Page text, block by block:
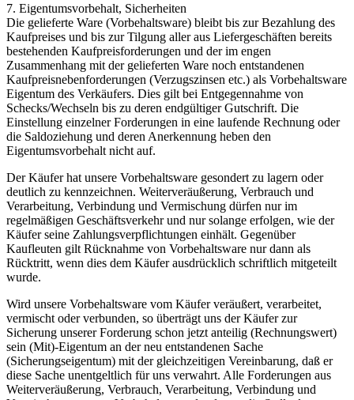
7. Eigentumsvorbehalt, Sicherheiten
Die gelieferte Ware (Vorbehaltsware) bleibt bis zur Bezahlung des
Kaufpreises und bis zur Tilgung aller aus Liefergeschäften bereits
bestehenden Kaufpreisforderungen und der im engen
Zusammenhang mit der gelieferten Ware noch entstandenen
Kaufpreisnebenforderungen (Verzugszinsen etc.) als Vorbehaltsware
Eigentum des Verkäufers. Dies gilt bei Entgegennahme von
Schecks/Wechseln bis zu deren endgültiger Gutschrift. Die
Einstellung einzelner Forderungen in eine laufende Rechnung oder
die Saldoziehung und deren Anerkennung heben den
Eigentumsvorbehalt nicht auf.
Der Käufer hat unsere Vorbehaltsware gesondert zu lagern oder
deutlich zu kennzeichnen. Weiterveräußerung, Verbrauch und
Verarbeitung, Verbindung und Vermischung dürfen nur im
regelmäßigen Geschäftsverkehr und nur solange erfolgen, wie der
Käufer seine Zahlungsverpflichtungen einhält. Gegenüber
Kaufleuten gilt Rücknahme von Vorbehaltsware nur dann als
Rücktritt, wenn dies dem Käufer ausdrücklich schriftlich mitgeteilt
wurde.
Wird unsere Vorbehaltsware vom Käufer veräußert, verarbeitet,
vermischt oder verbunden, so überträgt uns der Käufer zur
Sicherung unserer Forderung schon jetzt anteilig (Rechnungswert)
sein (Mit)-Eigentum an der neu entstandenen Sache
(Sicherungseigentum) mit der gleichzeitigen Vereinbarung, daß er
diese Sache unentgeltlich für uns verwahrt. Alle Forderungen aus
Weiterveräußerung, Verbrauch, Verarbeitung, Verbindung und